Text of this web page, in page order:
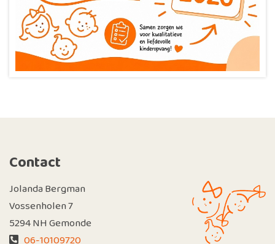
Contact
Jolanda Bergman
Vossenholen 7
5294 NH Gemonde